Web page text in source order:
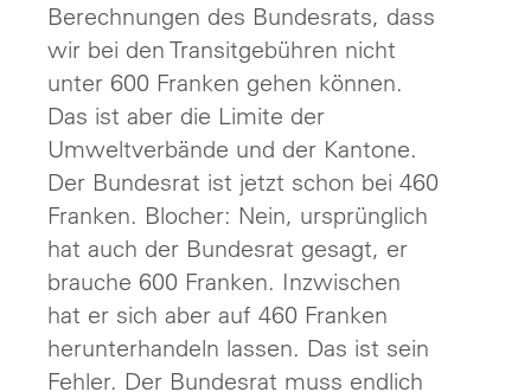
Berechnungen des Bundesrats, dass
wir bei den Transitgebühren nicht
unter 600 Franken gehen können.
Das ist aber die Limite der
Umweltverbände und der Kantone.
Der Bundesrat ist jetzt schon bei 460
Franken. Blocher: Nein, ursprünglich
hat auch der Bundesrat gesagt, er
brauche 600 Franken. Inzwischen
hat er sich aber auf 460 Franken
herunterhandeln lassen. Das ist sein
Fehler. Der Bundesrat muss endlich